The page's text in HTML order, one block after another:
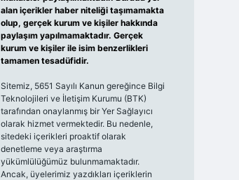
alan içerikler haber niteliği taşımamakta
olup, gerçek kurum ve kişiler hakkında
paylaşım yapılmamaktadır. Gerçek
kurum ve kişiler ile isim benzerlikleri
tamamen tesadüfidir.
Sitemiz, 5651 Sayılı Kanun gereğince Bilgi
Teknolojileri ve İletişim Kurumu (BTK)
tarafından onaylanmış bir Yer Sağlayıcı
olarak hizmet vermektedir. Bu nedenle,
sitedeki içerikleri proaktif olarak
denetleme veya araştırma
yükümlülüğümüz bulunmamaktadır.
Ancak, üyelerimiz yazdıkları içeriklerin